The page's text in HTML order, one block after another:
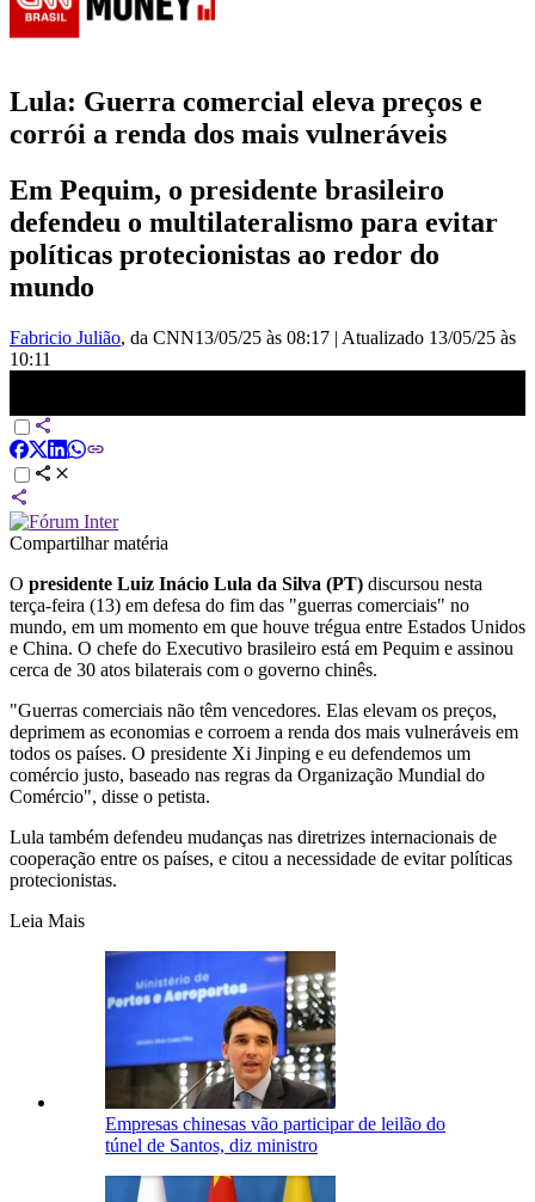
Lula: Guerra comercial eleva preços e
corrói a renda dos mais vulneráveis
Em Pequim, o presidente brasileiro
defendeu o multilateralismo para evitar
políticas protecionistas ao redor do
mundo
Fabricio Julião, da CNN13/05/25 às 08:17 | Atualizado 13/05/25 às
10:11
Compartilhar matéria
O presidente Luiz Inácio Lula da Silva (PT) discursou nesta
terça-feira (13) em defesa do fim das "guerras comerciais" no
mundo, em um momento em que houve trégua entre Estados Unidos
e China. O chefe do Executivo brasileiro está em Pequim e assinou
cerca de 30 atos bilaterais com o governo chinês.
"Guerras comerciais não têm vencedores. Elas elevam os preços,
deprimem as economias e corroem a renda dos mais vulneráveis em
todos os países. O presidente Xi Jinping e eu defendemos um
comércio justo, baseado nas regras da Organização Mundial do
Comércio", disse o petista.
Lula também defendeu mudanças nas diretrizes internacionais de
cooperação entre os países, e citou a necessidade de evitar políticas
protecionistas.
Leia Mais
Empresas chinesas vão participar de leilão do
túnel de Santos, diz ministro